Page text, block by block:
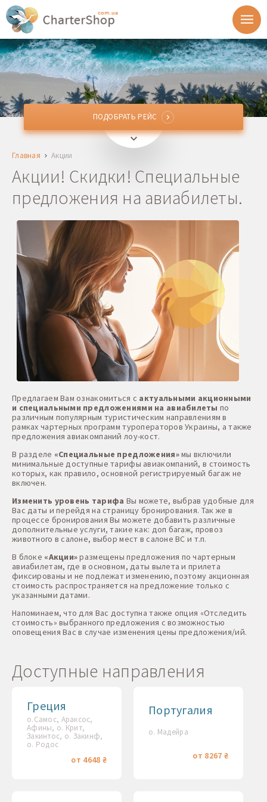
Откуда
Куда
Отправление
Возврат
1 + 0 + 0
ПОДОБРАТЬ РЕЙС
ПОДОБРАТЬ РЕЙС
Главная Акции
Акции! Скидки! Специальные
предложения на авиабилеты.
Предлагаем Вам ознакомиться с актуальными акционными
и специальными предложениями на авиабилеты по
различным популярным туристическим направлениям в
рамках чартерных программ туроператоров Украины, а также
предложения авиакомпаний лоу-кост.
В разделе «Специальные предложения»мы включили
минимальные доступные тарифы авиакомпаний, в стоимость
которых, как правило, основной регистрируемый багаж не
включен.
Изменить уровень тарифа Вы можете, выбрав удобные для
Вас даты и перейдя на страницу бронирования. Так же в
процессе бронирования Вы можете добавить различные
дополнительные услуги, такие как: доп багаж, провоз
животного в салоне, выбор мест в салоне ВС и т.п.
В блоке «Акции»размещены предложения по чартерным
авиабилетам, где в основном, даты вылета и прилета
фиксированы и не подлежат изменению, поэтому акционная
стоимость распространяется на предложение только с
указанными датами.
Напоминаем, что для Вас доступна также опция «Отследить
стоимость» выбранного предложения с возможностью
оповещения Вас в случае изменения цены предложения/ий.
Доступные направления
Греция
о.Самос, Араксос,
Афины, о. Крит,
Закинтос, о. Закинф,
о. Родос
от 4648 ₴
Португалия
о. Мадейра
от 8267 ₴